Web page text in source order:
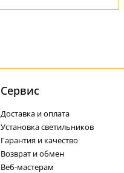
Cервис
Доставка и оплата
Установка светильников
Гарантия и качество
Возврат и обмен
Веб-мастерам